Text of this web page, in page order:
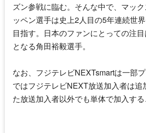
ズン参戦に臨む。そんな中で、マッ
ッペン選手は史上2人目の5年連続世
目指す。日本のファンにとっての注
となる角田裕毅選手。
なお、フジテレビNEXTsmartは一部
ではフジテレビNEXT放送加入者は追
た放送加入者以外でも単体で加入する